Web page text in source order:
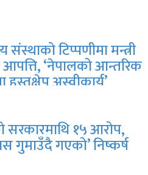
संस्थाको टिप्पणीमा मन्त्री
‘नेपालको आन्तरिक
हस्तक्षेप अस्वीकार्य’
सरकारमाथि १५ आरोप,
गुमाउँदै गएको’ निष्कर्ष